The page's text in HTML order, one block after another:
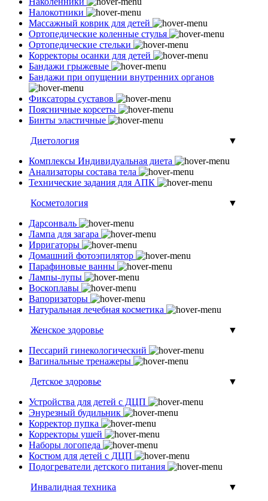
Налокотники
Массажный коврик для детей
Ортопедические коленные стулья
Ортопедические стельки
Корректоры осанки для детей
Бандажи грыжевые
Бандажи при опущении внутренних органов
Фиксаторы суставов
Поясничные корсеты
Бинты эластичные
Диетология
▼
Комплексы Индивидуальная диета
Анализаторы состава тела
Технические задания для АПК
Косметология
▼
Дарсонваль
Лампа для загара
Ирригаторы
Домашний фотоэпилятор
Парафиновые ванны
Лампы-лупы
Воскоплавы
Вапоризаторы
Натуральная лечебная косметика
Женское здоровье
▼
Пессарий гинекологический
Вагинальные тренажеры
Детское здоровье
▼
Устройства для детей с ДЦП
Энурезный будильник
Корректор пупка
Корректоры ушей
Наборы логопеда
Костюм для детей с ДЦП
Подогреватели детского питания
Инвалидная техника
▼